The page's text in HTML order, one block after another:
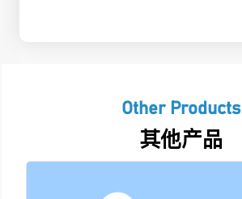
Other Products
其他产品